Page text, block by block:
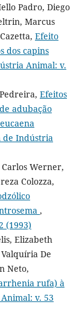
Padro, Diego
Marcus
Efeito
dos capins
Animal: v.
Efeitos
adubação
de Indústria
Werner,
Colozza,
,
(1993)
Elizabeth
De
Neto,
rufa) à
v. 53